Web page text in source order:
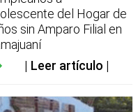
del Hogar de
sin Amparo Filial en
Leer artículo